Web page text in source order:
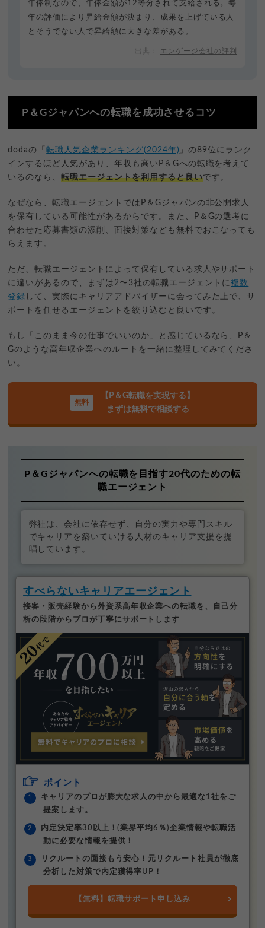
年俸制なので、年俸金額が12等分されて支給される。毎
年の評価により昇給金額が決まり、成果を上げている人
とそうでない人で昇給額に大きな差がある。
エンゲージ会社の評判
P＆Gジャパンへの転職を成功させるコツ
dodaの「転職人気企業ランキング(2024年) 」の89位にランク
インするほど人気があり、年収も高いP＆Gへの転職を考えて
いるのなら、転職エージェントを利用すると良いです。
なぜなら、転職エージェントではP＆Gジャパンの非公開求人
を保有している可能性があるからです。また、P＆Gの選考に
合わせた応募書類の添削、面接対策なども無料でおこなっても
らえます。
ただ、転職エージェントによって保有している求人やサポート
に違いがあるので、まずは2〜3社の転職エージェントに複数
登録 して、実際にキャリアアドバイザーに会ってみた上で、サ
ポートを任せるエージェントを絞り込むと良いです。
もし「このまま今の仕事でいいのか」と感じているなら、P＆
Gのような高年収企業へのルートを一緒に整理してみてくださ
い。
【P＆G転職を実現する】
まずは無料で相談する
P＆Gジャパンへの転職を目指す20代のための転
職エージェント
弊社は、会社に依存せず、自分の実力や専門スキル
でキャリアを築いていける人材のキャリア支援を提
唱しています。
すべらないキャリアエージェント
接客・販売経験から外資系高年収企業への転職を、自己分
析の段階からプロが丁寧にサポートします
ポイント
キャリアのプロが膨大な求人の中から最適な1社をご
提案します。
内定決定率30以上！(業界平均6％)企業情報や転職活
動に必要な情報を提供！
リクルートの面接もう安心！元リクルート社員が徹底
分析した対策で内定獲得率UP！
【無料】転職サポート申し込み